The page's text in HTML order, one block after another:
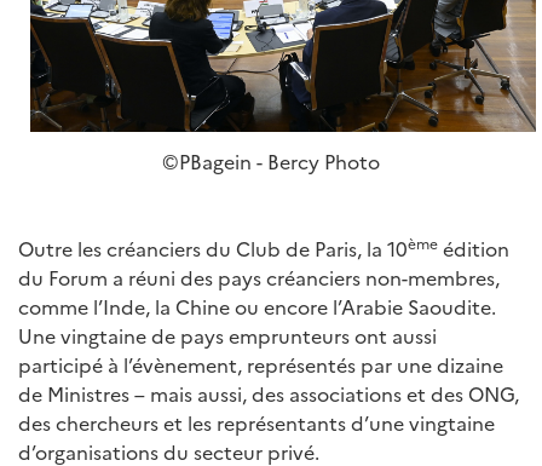
©PBagein - Bercy Photo
Outre les créanciers du Club de Paris, la 10ème édition
du Forum a réuni des pays créanciers non-membres,
comme l’Inde, la Chine ou encore l’Arabie Saoudite.
Une vingtaine de pays emprunteurs ont aussi
participé à l’évènement, représentés par une dizaine
de Ministres – mais aussi, des associations et des ONG,
des chercheurs et les représentants d’une vingtaine
d’organisations du secteur privé.